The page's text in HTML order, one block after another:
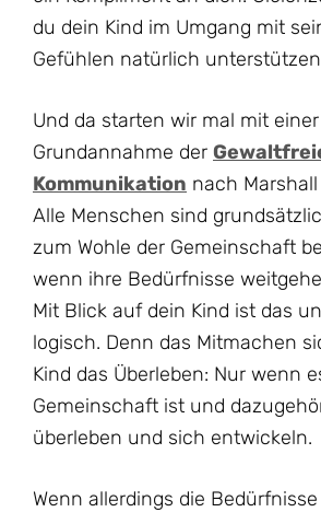
du dein Kind im Umgang mit
Gefühlen natürlich
Und da starten wir mal mit einer
Grundannahme der
Kommunikation nach
Alle Menschen sind
zum Wohle der Gemeinschaft
wenn ihre Bedürfnisse
Mit Blick auf dein Kind ist das
logisch. Denn das Mitmachen
Kind das Überleben: Nur wenn
Gemeinschaft ist und
überleben und sich entwickeln.
Wenn allerdings die